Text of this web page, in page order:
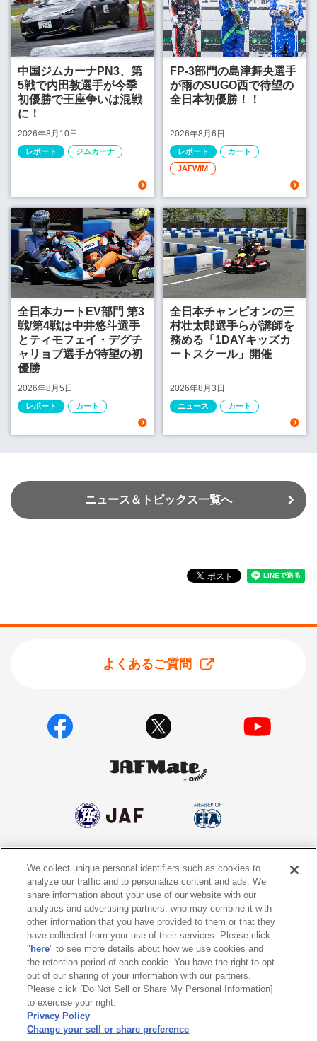
中国ジムカーナPN3、第
5戦で内田敦選手が今季
初優勝で王座争いは混戦
に！
2026年8月10日
レポート ジムカーナ
FP-3部門の島津舞央選手
が雨のSUGO西で待望の
全日本初優勝！！
2026年8月6日
レポート
カート
JAFWIM
全日本カートEV部門 第3
戦/第4戦は中井悠斗選手
とティモフェイ・デグチ
ャリョブ選手が待望の初
優勝
2026年8月5日
レポート カート
全日本チャンピオンの三
村壮太郎選手らが講師を
務める「1DAYキッズカ
ートスクール」開催
2026年8月3日
ニュース カート
ニュース＆トピックス一覧へ
よくあるご質問
個人情報保護方針 個人情報の取り扱いについて
サイトポリシー ソーシャルメディア利用規約
特定商取引法に基づく表示 情報提供終了のお知らせ
Do Not Sell or Share My Personal
Information
© 2026 All rights reserved. 一般社団法人 日本自動車連盟 (JAF)
We collect unique personal identifiers such as cookies to
analyze our traffic and to personalize content and ads. We
share information about your use of our website with our
analytics and advertising partners, who may combine it with
other information that you have provided to them or that they
have collected from your use of their services. Please click
" here" to see more details about how we use cookies and
the retention period of each cookie. You have the right to opt
out of our sharing of your information with our partners.
Please click [Do Not Sell or Share My Personal Information]
to exercise your right.
Privacy Policy
Change your sell or share preference